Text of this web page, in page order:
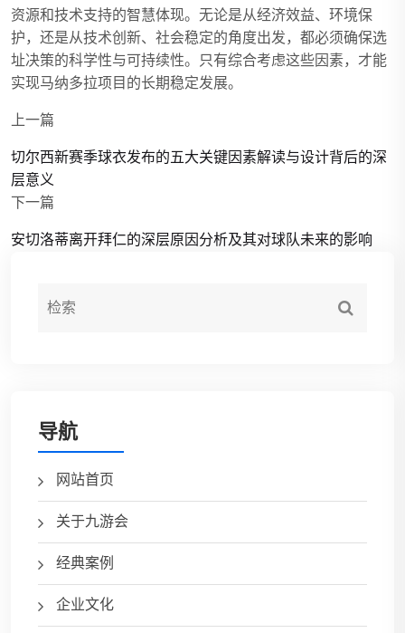
资源和技术支持的智慧体现。无论是从经济效益、环境保
护，还是从技术创新、社会稳定的角度出发，都必须确保选
址决策的科学性与可持续性。只有综合考虑这些因素，才能
实现马纳多拉项目的长期稳定发展。
上一篇
切尔西新赛季球衣发布的五大关键因素解读与设计背后的深
层意义
下一篇
安切洛蒂离开拜仁的深层原因分析及其对球队未来的影响
导航
网站首页
关于九游会
经典案例
企业文化